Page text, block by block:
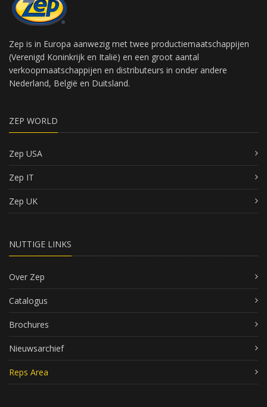
Zep is in Europa aanwezig met twee productiemaatschappijen
(Verenigd Koninkrijk en Italië) en een groot aantal
verkoopmaatschappijen en distributeurs in onder andere
Nederland, België en Duitsland.
ZEP WORLD
Zep USA
Zep IT
Zep UK
NUTTIGE LINKS
Over Zep
Catalogus
Brochures
Nieuwsarchief
Reps Area